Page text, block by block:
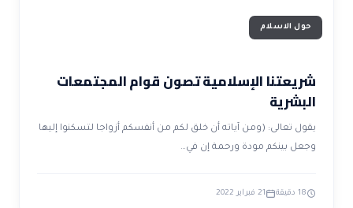
حول الاسلام
شريعتنا الإسلامية تصون قوام المجتمعات
البشرية
يقول تعالى: (ومن آياته أن خلق لكم من أنفسكم أزواجا لتسكنوا إليها
وجعل بينكم مودة ورحمة إن في…
18 دقيقة 21 فبراير 2022